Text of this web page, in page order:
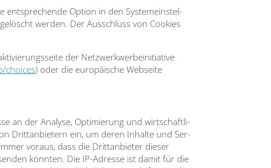
ent­spre­chen­de Opti­on in den Sys­tem­ein­stel­
wer­den. Der Aus­schluss von Coo­kies
der Netz­werk­wer­be­initia­ti­ve
choices) oder die euro­päi­sche Web­sei­te
an der Ana­ly­se, Opti­mie­rung und wirt­schaft­li­
Dritt­an­bie­tern ein, um deren Inhal­te und Ser­
vor­aus, dass die Dritt­an­bie­ter die­ser
könn­ten. Die IP-Adres­se ist damit für die